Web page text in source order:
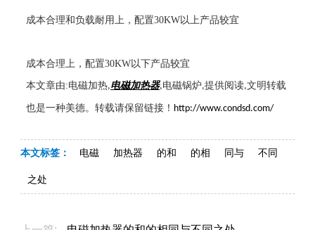
成本合理和负载耐用上，配置30KW以上产品较宜
成本合理上，配置30KW以下产品较宜
本文章由:电磁加热,电磁加热器,电磁锅炉,提供阅读,文明转载
也是一种美德。转载请保留链接！ http://www.condsd.com/
本文标签： 电磁 加热器 的和 的相 同与 不同
之处